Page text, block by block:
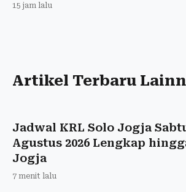
15 jam lalu
Artikel Terbaru
Jadwal KRL Solo Jogja
Agustus 2026 Lengkap
Jogja
7 menit lalu